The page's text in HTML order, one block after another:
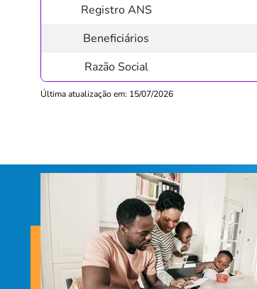
Registro ANS
Beneficiários
Razão Social
Última atualização em: 15/07/2026